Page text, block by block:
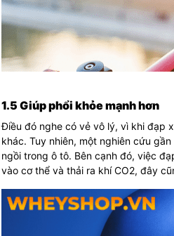
1.5 Giúp phổi khỏe mạnh hơn
Điều đó nghe có vẻ vô lý, vì khi đạp
khác. Tuy nhiên, một nghiên cứu
ngồi trong ô tô. Bên cạnh đó, việc
vào cơ thể và thải ra khí CO2, đây